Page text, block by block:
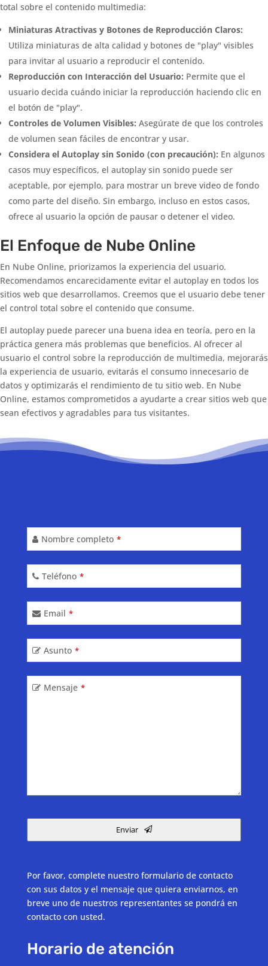
total sobre el contenido multimedia:
Miniaturas Atractivas y Botones de Reproducción Claros:
Utiliza miniaturas de alta calidad y botones de "play" visibles
para invitar al usuario a reproducir el contenido.
Reproducción con Interacción del Usuario: Permite que el
usuario decida cuándo iniciar la reproducción haciendo clic en
el botón de "play".
Controles de Volumen Visibles: Asegúrate de que los controles
de volumen sean fáciles de encontrar y usar.
Considera el Autoplay sin Sonido (con precaución): En algunos
casos muy específicos, el autoplay sin sonido puede ser
aceptable, por ejemplo, para mostrar un breve video de fondo
como parte del diseño. Sin embargo, incluso en estos casos,
ofrece al usuario la opción de pausar o detener el video.
El Enfoque de Nube Online
En Nube Online, priorizamos la experiencia del usuario.
Recomendamos encarecidamente evitar el autoplay en todos los
sitios web que desarrollamos. Creemos que el usuario debe tener
el control total sobre el contenido que consume.
El autoplay puede parecer una buena idea en teoría, pero en la
práctica genera más problemas que beneficios. Al ofrecer al
usuario el control sobre la reproducción de multimedia, mejorarás
la experiencia de usuario, evitarás el consumo innecesario de
datos y optimizarás el rendimiento de tu sitio web. En Nube
Online, estamos comprometidos a ayudarte a crear sitios web que
sean efectivos y agradables para tus visitantes.
Nombre completo *
Teléfono *
Email *
Asunto *
Mensaje *
Enviar
Email
Por favor, complete nuestro formulario de contacto
con sus datos y el mensaje que quiera enviarnos, en
breve uno de nuestros representantes se pondrá en
contacto con usted.
Horario de atención